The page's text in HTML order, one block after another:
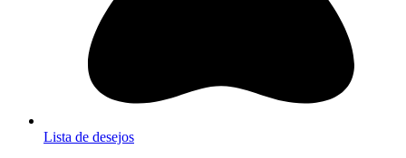
Lista de desejos